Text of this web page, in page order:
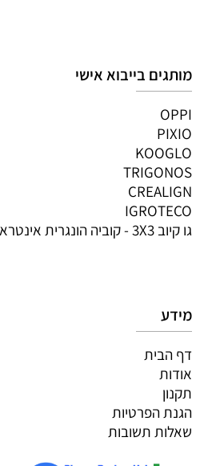
מותגים בייבוא אישי
OPPI
PIXIO
KOOGLO
TRIGONOS
CREALIGN
IGROTECO
גו קיוב 3X3 - קוביה הונגרית אינטראקטיבית
מידע
דף הבית
אודות
תקנון
הגנת הפרטיות
שאלות תשובות